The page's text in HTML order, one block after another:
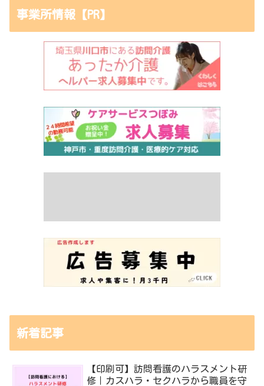
事業所情報【PR】
新着記事
【印刷可】訪問看護のハラスメント研
修｜カスハラ・セクハラから職員を守